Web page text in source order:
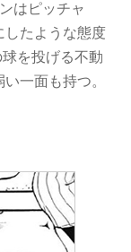
はピッチャ
したような態度
を投げる不動
一面も持つ。